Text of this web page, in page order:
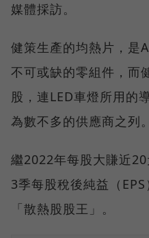
媒體採訪。
健策生產的均熱片，是
不可或缺的零組件，而
股，連LED車燈所用的
為數不多的供應商之列。
繼2022年每股大賺近
3季每股稅後純益（
「散熱股股王」。